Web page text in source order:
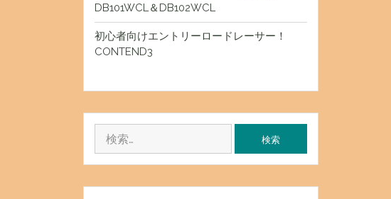
DB101WCL＆DB102WCL
初心者向けエントリーロードレーサー！
CONTEND3
索: